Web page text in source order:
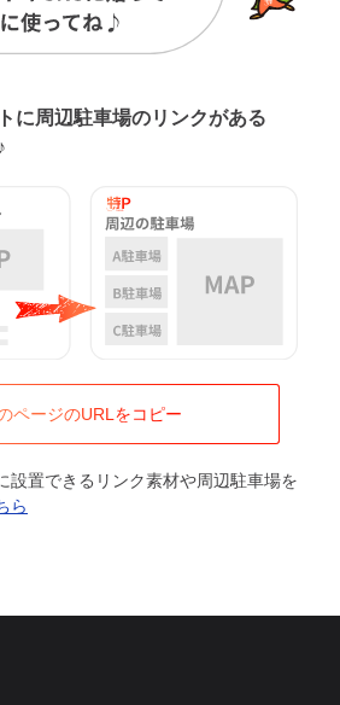
に周辺駐車場のリンクがある
ページのURLをコピー
設置できるリンク素材や周辺駐車場を
ら